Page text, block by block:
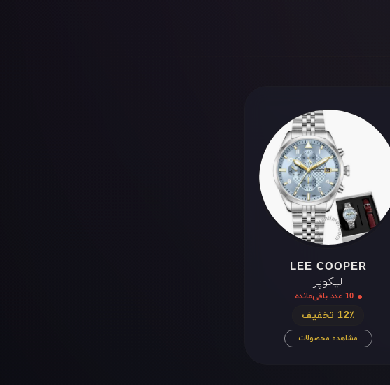
XII
III
VI
IX
LEE COOPER
لیکوپر
10 عدد باقی‌مانده
12٪ تخفیف
مشاهده محصولات